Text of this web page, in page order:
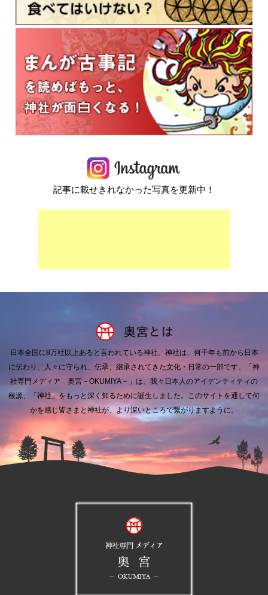
記事に載せきれなかった写真を更新中！
日本全国に8万社以上あると言われている神社。 神社は、何千年も前から日本
に伝わり、人々に守られ、伝承、継承されてきた文化・日常の一部です。
「神
社専門メディア 奥宮－OKUMIYA－」は、我々日本人のアイデンティティの
根源、「神社」をもっと深く知るために誕生しました。
このサイトを通して何
かを感じ皆さまと神社が、より深いところで繋がりますように。